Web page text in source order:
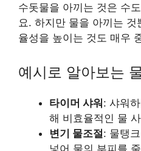
수돗물을 아끼는 것은 수
요. 하지만 물을 아끼는
율성을 높이는 것도 매우
예시로 알아보는
타이머 샤워: 샤워
해 비효율적인 물
변기 물조절: 물탱
넣어 물의 부피를